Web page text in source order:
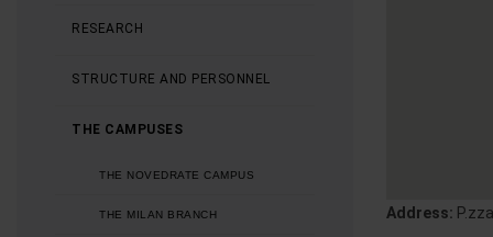
RESEARCH
STRUCTURE AND PERSONNEL
THE CAMPUSES
THE NOVEDRATE CAMPUS
THE MILAN BRANCH Address: